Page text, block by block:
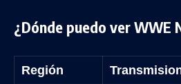
¿Dónde puedo ver WWE
Región